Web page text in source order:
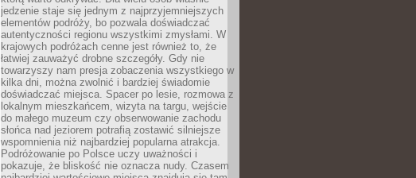
jedzenie staje się jednym z najprzyjemniejszych
elementów podróży, bo pozwala doświadczać
autentyczności regionu wszystkimi zmysłami. W
krajowych podróżach cenne jest również to, że
łatwiej zauważyć drobne szczegóły. Gdy nie
towarzyszy nam presja zobaczenia wszystkiego w
kilka dni, można zwolnić i bardziej świadomie
doświadczać miejsca. Spacer po lesie, rozmowa z
lokalnym mieszkańcem, wizyta na targu, wejście
do małego muzeum czy obserwowanie zachodu
słońca nad jeziorem potrafią zostawić silniejsze
wspomnienia niż najbardziej popularna atrakcja.
Podróżowanie po Polsce uczy uważności i
pokazuje, że bliskość nie oznacza nudy. Czasem